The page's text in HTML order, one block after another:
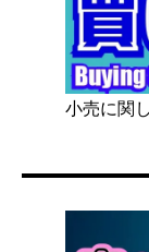
小売に関